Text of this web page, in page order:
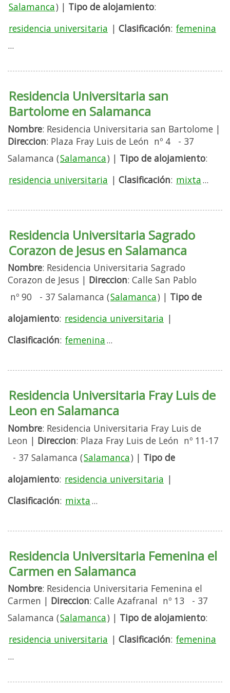
Salamanca) | Tipo de alojamiento:
residencia universitaria | Clasificación: femenina
...
Residencia Universitaria san
Bartolome en Salamanca
Nombre: Residencia Universitaria san Bartolome |
Direccion: Plaza Fray Luis de León nº 4 - 37
Salamanca (Salamanca) | Tipo de alojamiento:
residencia universitaria | Clasificación: mixta...
Residencia Universitaria Sagrado
Corazon de Jesus en Salamanca
Nombre: Residencia Universitaria Sagrado
Corazon de Jesus | Direccion: Calle San Pablo
nº 90 - 37 Salamanca (Salamanca) | Tipo de
alojamiento: residencia universitaria |
Clasificación: femenina...
Residencia Universitaria Fray Luis de
Leon en Salamanca
Nombre: Residencia Universitaria Fray Luis de
Leon | Direccion: Plaza Fray Luis de León nº 11-17
- 37 Salamanca (Salamanca) | Tipo de
alojamiento: residencia universitaria |
Clasificación: mixta...
Residencia Universitaria Femenina el
Carmen en Salamanca
Nombre: Residencia Universitaria Femenina el
Carmen | Direccion: Calle Azafranal nº 13 - 37
Salamanca (Salamanca) | Tipo de alojamiento:
residencia universitaria | Clasificación: femenina
...